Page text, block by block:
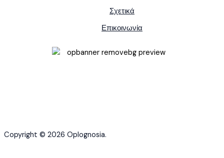
Σχετικά
Επικοινωνία
Copyright © 2026 Oplognosia.